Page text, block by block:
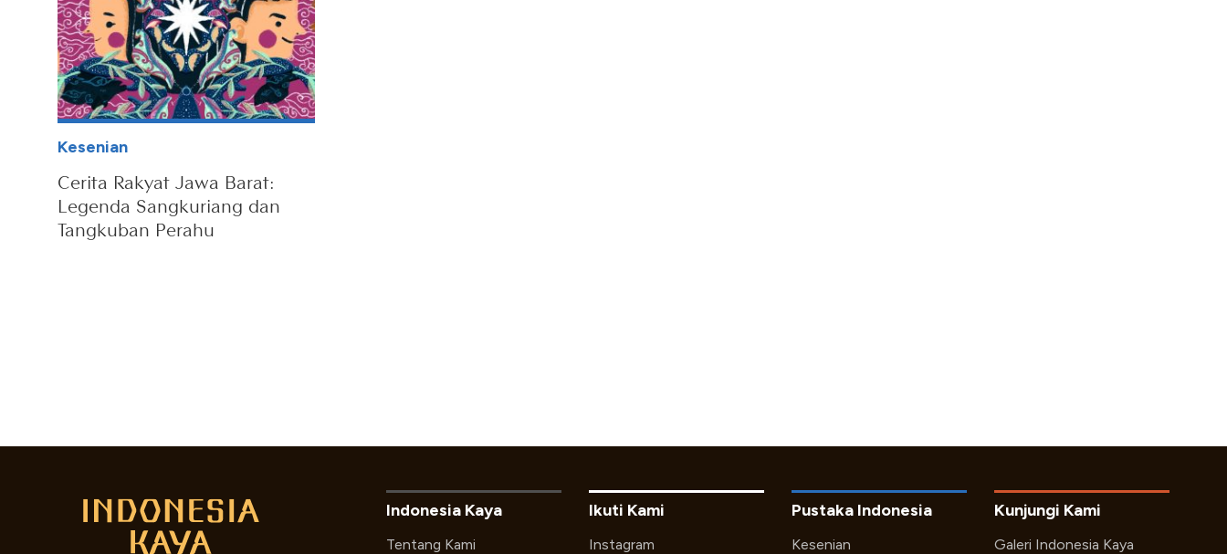
Kesenian
Cerita Rakyat Jawa Barat:
Legenda Sangkuriang dan
Tangkuban Perahu
Indonesia Kaya
Tentang Kami
Ikuti Kami
Instagram
Kunjungi Kami
Galeri Indonesia Kaya
Pustaka Indonesia
Kesenian